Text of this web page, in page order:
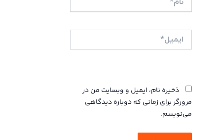
ایمیل*
ذخیره نام، ایمیل و وبسایت من در
مرورگر برای زمانی که دوباره دیدگاهی
می‌نویسم.